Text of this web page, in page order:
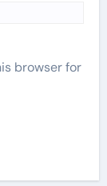
browser for